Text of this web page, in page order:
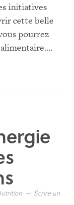
initiatives
cette belle
pourrez
…
Écrire un